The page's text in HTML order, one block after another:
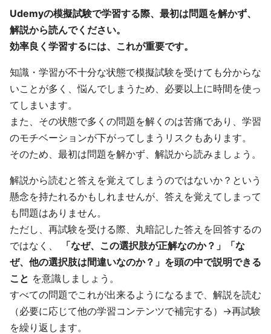
Udemyの模擬試験で学習する際、最初は問題を解かず、
解説から読んでください。
効率良く学習するには、これが重要です。
知識・学習が不十分な状態で模擬試験を受けても分からな
いことが多く、悩んでしまうため、必要以上に時間を使っ
てしまいます。
また、その状態で多くの問題を解くのは苦痛であり、学習
のモチベーションが下がってしまうリスクもあります。
そのため、最初は問題を解かず、解説から読みましょう。
解説から読むと答えを覚えてしまうのではないか？という
懸念を持たれるかもしれませんが、答えを覚えてしまって
も問題はありません。
ただし、再試験を受ける際、丸暗記した答えを回答するの
ではなく、
「なぜ、この選択肢が正解なのか？」「な
ぜ、他の選択肢は間違いなのか？」を頭の中で説明できる
こと を意識しましょう。
すべての問題でこれが出来るようになるまで、解説を読む
（必要に応じて他の学習コンテンツで補完する）→再試験
を繰り返します。